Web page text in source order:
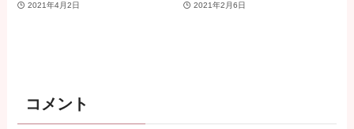
2021年4月2日 2021年2月6日
コメント